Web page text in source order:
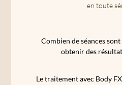
en toute
Combien de séances
obtenir des
Le traitement avec Body